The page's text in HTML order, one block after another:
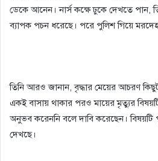
ডেকে আনেন। নার্স কক্ষে ঢুকে দেখতে পান,
ব্যাপক পচন ধরেছে। পরে পুলিশ গিয়ে
তিনি আরও জানান, বৃদ্ধার মেয়ের আচরণ
একই বাসায় থাকার পরও মায়ের মৃত্যুর
অনুভব করেননি বলে দাবি করেছেন। বিষয়টি
দেখছে।